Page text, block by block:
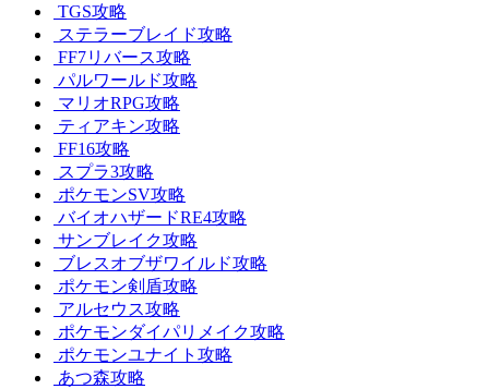
TGS攻略
ステラーブレイド攻略
FF7リバース攻略
パルワールド攻略
マリオRPG攻略
ティアキン攻略
FF16攻略
スプラ3攻略
ポケモンSV攻略
バイオハザードRE4攻略
サンブレイク攻略
ブレスオブザワイルド攻略
ポケモン剣盾攻略
アルセウス攻略
ポケモンダイパリメイク攻略
ポケモンユナイト攻略
あつ森攻略